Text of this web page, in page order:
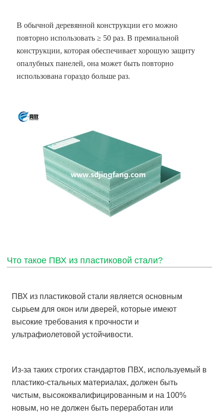
В обычной деревянной конструкции его можно
повторно использовать ≥ 50 раз. В премиальной
конструкции, которая обеспечивает хорошую защиту
опалубных панелей, она может быть повторно
использована гораздо больше раз.
Что такое ПВХ из пластиковой стали?
ПВХ из пластиковой стали является основным
сырьем для окон или дверей, которые имеют
высокие требования к прочности и
ультрафиолетовой устойчивости.
Из-за таких строгих стандартов ПВХ, используемый в
пластико-стальных материалах, должен быть
чистым, высококвалифицированным и на 100%
новым, но не должен быть переработан или